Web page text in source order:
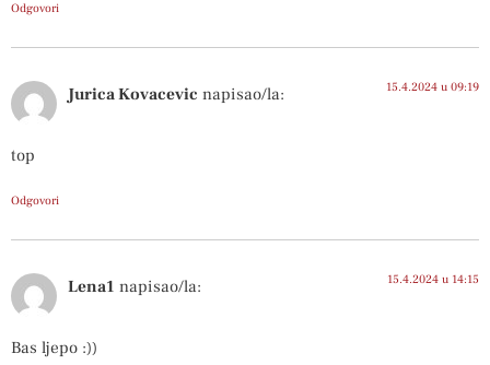
Odgovori
Jurica Kovacevic napisao/la: 15.4.2024 u 09:19
top
Odgovori
Lena1 napisao/la: 15.4.2024 u 14:15
Bas ljepo :))